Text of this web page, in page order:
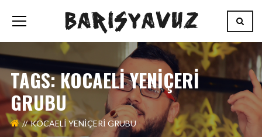
TAGS: KOCAELİ YENİÇERİ
GRUBU
KOCAELİ YENİÇERİ GRUBU